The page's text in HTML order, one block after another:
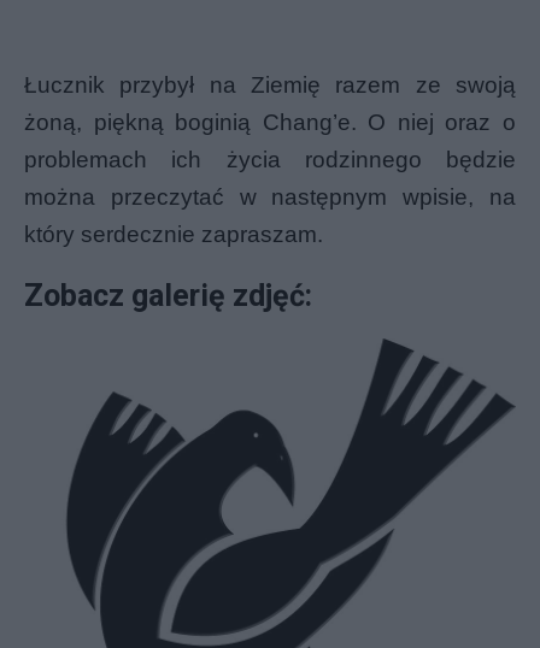
Łucznik przybył na Ziemię razem ze swoją
żoną, piękną boginią Chang’e. O niej oraz o
problemach ich życia rodzinnego będzie
można przeczytać w następnym wpisie, na
który serdecznie zapraszam.
Zobacz galerię zdjęć: